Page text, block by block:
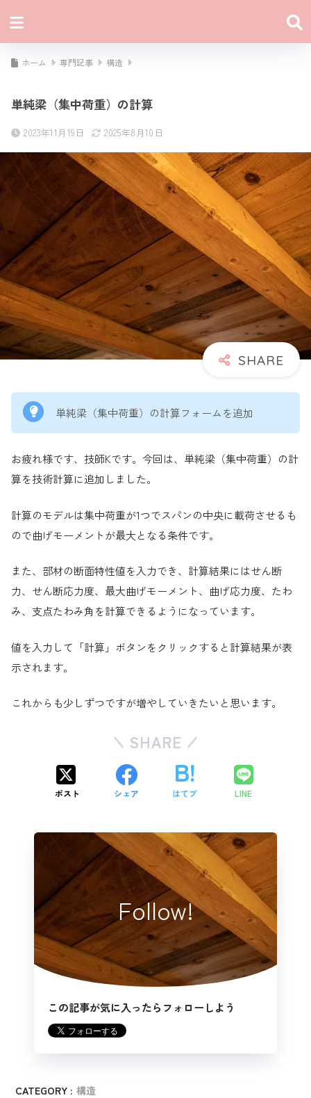
ホーム 専門記事 構造
単純梁（集中荷重）の計算
2023年11月19日 2025年8月10日
単純梁（集中荷重）の計算フォームを追加
お疲れ様です、技師Kです。今回は、単純梁（集中荷重）の計
算を技術計算に追加しました。
計算のモデルは集中荷重が1つでスパンの中央に載荷させるも
ので曲げモーメントが最大となる条件です。
また、部材の断面特性値を入力でき、計算結果にはせん断
力、せん断応力度、最大曲げモーメント、曲げ応力度、たわ
み、支点たわみ角を計算できるようになっています。
値を入力して「計算」ボタンをクリックすると計算結果が表
示されます。
これからも少しずつですが増やしていきたいと思います。
SHARE
ポスト シェア はてブ LINE
Follow!
この記事が気に入ったらフォローしよう
CATEGORY : 構造